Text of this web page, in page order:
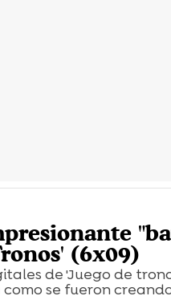
(6x09)
de 'Juego de
se fueron